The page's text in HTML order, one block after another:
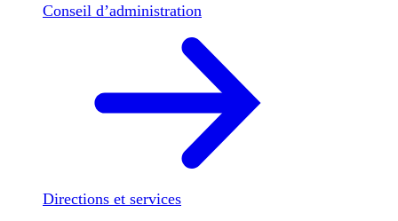
Conseil d’administration
Directions et services